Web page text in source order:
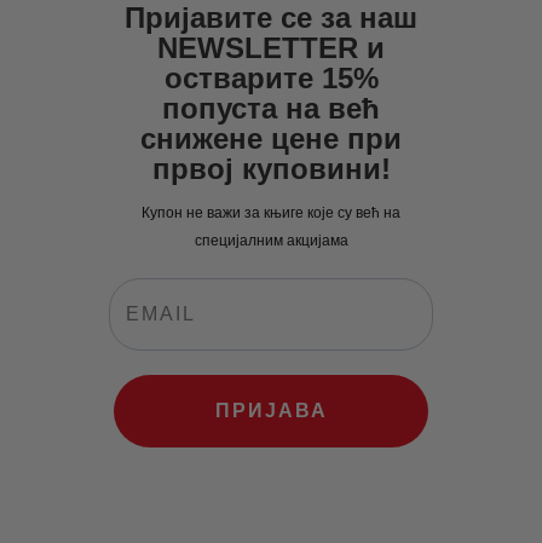
Пријавите се за наш
NEWSLETTER и
остварите 15%
попуста на већ
снижене цене при
првој куповини!
Купон не важи за књиге које су већ на
специјалним акцијама
ПРИЈАВА